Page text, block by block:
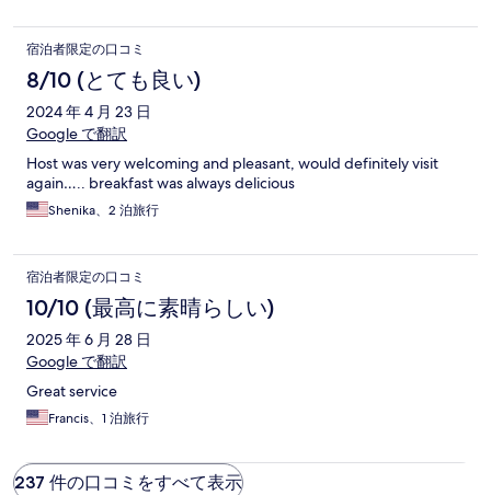
宿泊者限定の口コミ
8/10 (とても良い)
2024 年 4 月 23 日
Google で翻訳
Host was very welcoming and pleasant, would definitely visit
again….. breakfast was always delicious
Shenika、2 泊旅行
宿泊者限定の口コミ
10/10 (最高に素晴らしい)
2025 年 6 月 28 日
Google で翻訳
Great service
Francis、1 泊旅行
237 件の口コミをすべて表示